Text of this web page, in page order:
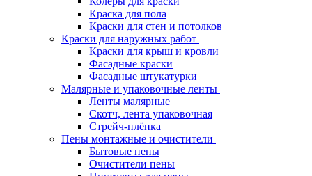
Краска для пола
Краски для стен и потолков
Краски для наружных работ
Краски для крыш и кровли
Фасадные краски
Фасадные штукатурки
Малярные и упаковочные ленты
Ленты малярные
Скотч, лента упаковочная
Стрейч-плёнка
Пены монтажные и очистители
Бытовые пены
Очистители пены